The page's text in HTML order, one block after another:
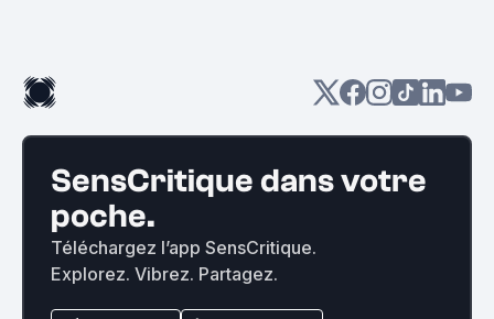
SensCritique dans votre
poche.
Téléchargez l’app SensCritique.
Explorez. Vibrez. Partagez.